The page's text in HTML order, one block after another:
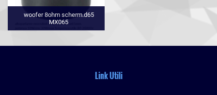
woofer 8ohm scherm.d65
MX065
Link Utili